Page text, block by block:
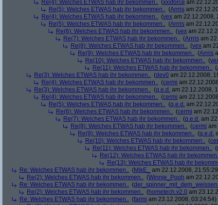
Re(4): Welches ETWAS hab ihr bekommen.. (xxxforce am
Re(5): Welches ETWAS hab ihr bekommen.. (Arrris am
Re(4): Welches ETWAS hab ihr bekommen.. (vex am 22.12.2008,
Re(5): Welches ETWAS hab ihr bekommen.. (Arrris am
Re(6): Welches ETWAS hab ihr bekommen.. (vex am
Re(7): Welches ETWAS hab ihr bekommen.. (Arrris am
Re(8): Welches ETWAS hab ihr bekommen.. (vex am
Re(9): Welches ETWAS hab ihr bekommen.. (Arrris
Re(10): Welches ETWAS hab ihr bekommen.. (
Re(11): Welches ETWAS hab ihr bekommen.. (
Re(3): Welches ETWAS hab ihr bekommen.. (dev0 am 22.12.2008,
Re(4): Welches ETWAS hab ihr bekommen.. (cermi am
Re(3): Welches ETWAS hab ihr bekommen.. (q.e.d. am 22.12.2008,
Re(4): Welches ETWAS hab ihr bekommen.. (cermi am
Re(5): Welches ETWAS hab ihr bekommen.. (q.e.d. am
Re(6): Welches ETWAS hab ihr bekommen.. (cermi am
Re(7): Welches ETWAS hab ihr bekommen.. (q.e.d. am
Re(8): Welches ETWAS hab ihr bekommen.. (cermi am
Re(9): Welches ETWAS hab ihr bekommen.. (q.e.d.
Re(10): Welches ETWAS hab ihr bekommen.. (
Re(11): Welches ETWAS hab ihr bekommen.. (
Re(12): Welches ETWAS hab ihr
Re(13): Welches ETWAS hab ihr
Re: Welches ETWAS hab ihr bekommen.. (MikE_
am 22.12.2008,
Re(2): Welches ETWAS hab ihr bekommen.. (Winnie_Pooh am
Re: Welches ETWAS hab ihr bekommen.. (
Re(2): Welches ETWAS hab ihr bekommen.. (hometech.v2.0 am
Re: Welches ETWAS hab ihr bekommen.. (farmi am 23.12.2008, 03:24:54)